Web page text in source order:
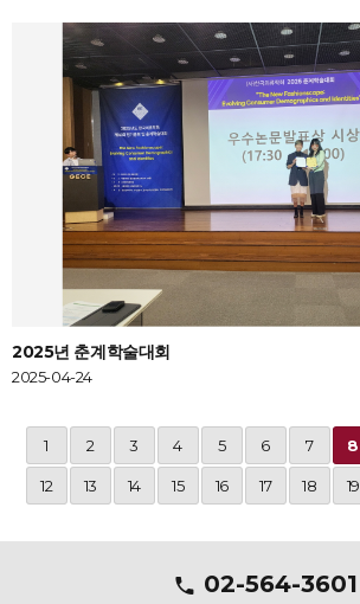
2025년 춘계학술대회
2025-04-24
1 2 3 4 5 6 7 8
12 13 14 15 16 17 18 19
02-564-3601